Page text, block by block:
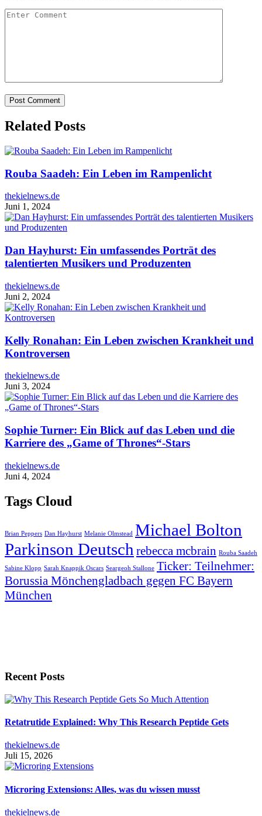
Related Posts
Rouba Saadeh: Ein Leben im Rampenlicht
thekielnews.de
Juni 1, 2024
Dan Hayhurst: Ein umfassendes Porträt des
talentierten Musikers und Produzenten
thekielnews.de
Juni 2, 2024
Kelly Ronahan: Ein Leben zwischen Krankheit und
Kontroversen
thekielnews.de
Juni 3, 2024
Sophie Turner: Ein Blick auf das Leben und die
Karriere des „Game of Thrones“-Stars
thekielnews.de
Juni 4, 2024
Tags Cloud
Brian Peppers Dan Hayhurst Melanie Olmstead Michael Bolton
Parkinson Deutsch rebecca mcbrain Rouba Saadeh
Sabine Klopp Sarah Knappik Oscars Seargeoh Stallone Ticker: Teilnehmer:
Borussia Mönchengladbach gegen FC Bayern
München
Recent Posts
Retatrutide Explained: Why This Research Peptide Gets
thekielnews.de
Juli 15, 2026
Microring Extensions: Alles, was du wissen musst
thekielnews.de